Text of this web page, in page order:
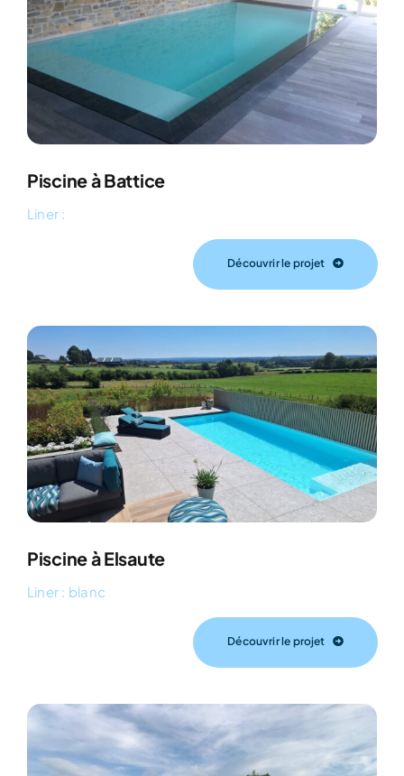
Piscine à Battice
Liner :
Découvrir le projet
Piscine à Elsaute
Liner : blanc
Découvrir le projet